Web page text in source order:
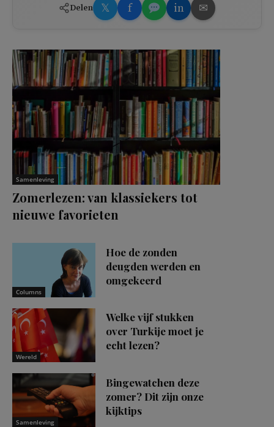
Delen 𝕏 f in ✉
Samenleving
Zomerlezen: van klassiekers tot
nieuwe favorieten
Columns
Hoe de zonden
deugden werden en
omgekeerd
Wereld
Welke vijf stukken
over Turkije moet je
echt lezen?
Samenleving
Bingewatchen deze
zomer? Dit zijn onze
kijktips